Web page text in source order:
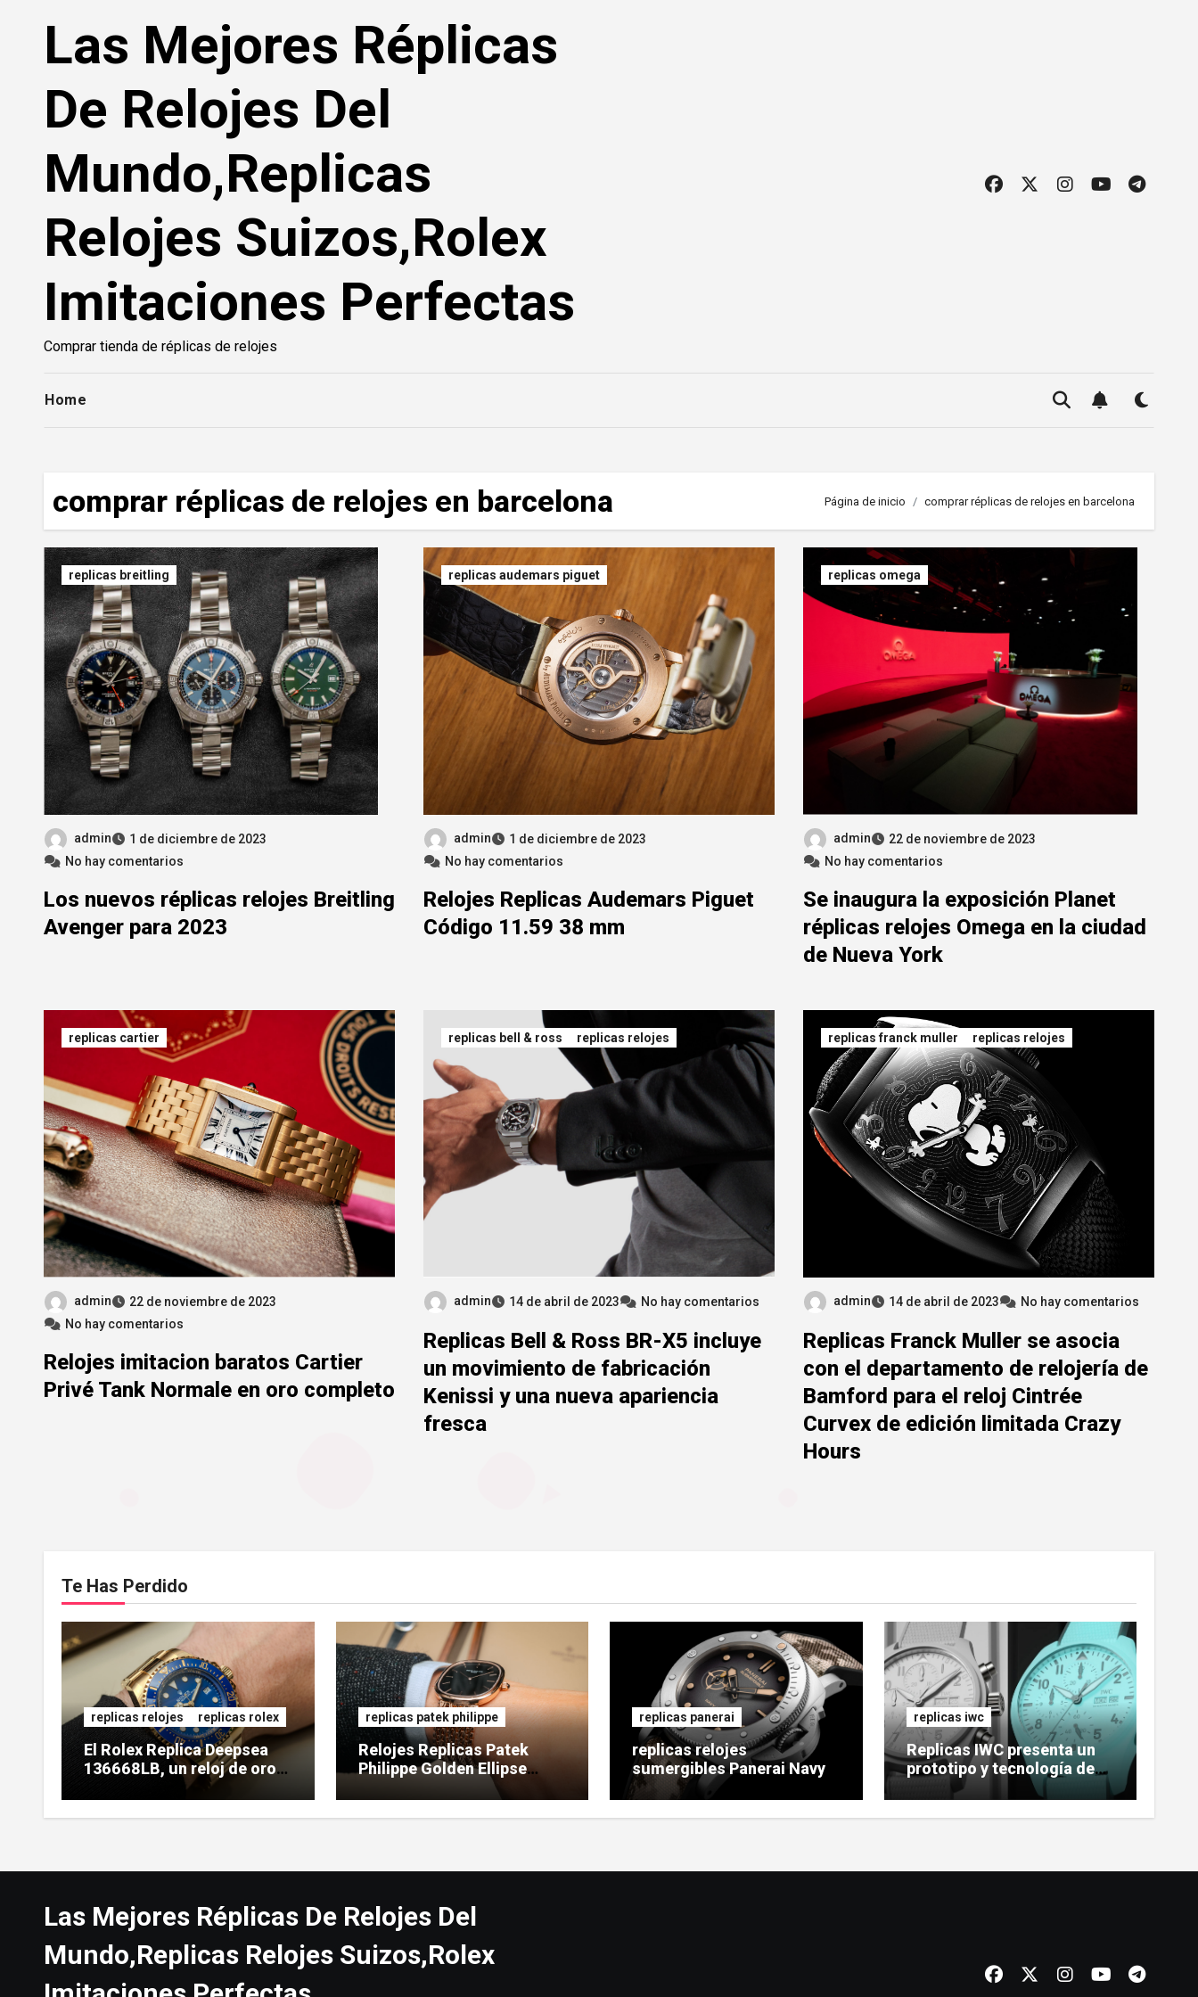
contenidoLas Mejores Réplicas
De Relojes Del
Mundo,Replicas
Relojes Suizos,Rolex
Imitaciones Perfectas
Comprar tienda de réplicas de relojes
Home
comprar réplicas de relojes en barcelona Página de inicio comprar réplicas de relojes en barcelona
replicas breitling
admin
1 de diciembre de 2023
No hay comentarios
Los nuevos réplicas relojes Breitling
Avenger para 2023
replicas audemars piguet
admin
1 de diciembre de 2023
No hay comentarios
Relojes Replicas Audemars Piguet
Código 11.59 38 mm
replicas omega
admin
22 de noviembre de 2023
No hay comentarios
Se inaugura la exposición Planet
réplicas relojes Omega en la ciudad
de Nueva York
replicas cartier
admin
22 de noviembre de 2023
No hay comentarios
Relojes imitacion baratos Cartier
Privé Tank Normale en oro completo
replicas bell & ross replicas relojes
admin 14 de abril de 2023 No hay comentarios
Replicas Bell & Ross BR-X5 incluye
un movimiento de fabricación
Kenissi y una nueva apariencia
fresca
replicas franck muller replicas relojes
admin 14 de abril de 2023 No hay comentarios
Replicas Franck Muller se asocia
con el departamento de relojería de
Bamford para el reloj Cintrée
Curvex de edición limitada Crazy
Hours
Te Has Perdido
replicas relojes replicas rolex
El Rolex Replica Deepsea
136668LB, un reloj de oro
de gran tamaño
replicas patek philippe
Relojes Replicas Patek
Philippe Golden Ellipse
replicas panerai
replicas relojes
sumergibles Panerai Navy
SEALs
replicas iwc
Replicas IWC presenta un
prototipo y tecnología de
reloj cerámico luminoso
Ceralume
Las Mejores Réplicas De Relojes Del
Mundo,Replicas Relojes Suizos,Rolex